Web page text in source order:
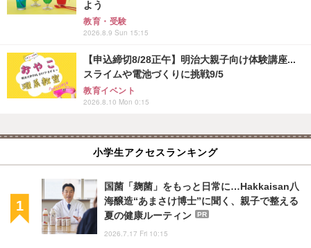
よう
教育・受験
2026.8.9 Sun 15:15
【申込締切8/28正午】明治大親子向け体験講座...
スライムや電池づくりに挑戦9/5
教育イベント
2026.8.10 Mon 0:15
小学生アクセスランキング
国菌「麹菌」をもっと日常に…Hakkaisan八
海醸造“あまさけ博士”に聞く、親子で整える
夏の健康ルーティン
PR
2026.7.17 Fri 10:15